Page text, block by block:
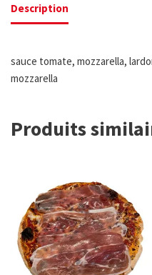
Description
sauce tomate, mozzarella,
mozzarella
Produits